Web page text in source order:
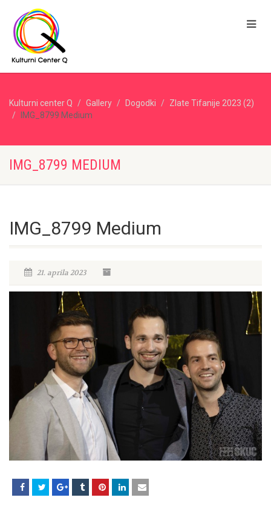
Kulturni center Q Gallery Dogodki
Zlate Tifanije 2023 (2)
IMG_8799 Medium
IMG_8799 MEDIUM
IMG_8799 Medium
21. aprila 2023